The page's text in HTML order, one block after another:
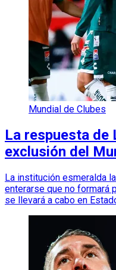
Mundial de Clubes
La respuesta de
exclusión del
La institución esmeralda
enterarse que no formará
se llevará a cabo en